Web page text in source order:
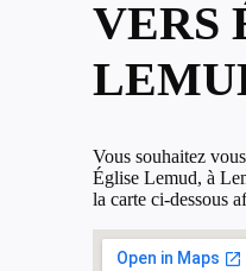
VERS
Vous souhaitez
Église Lemud, à
la carte ci-dessous